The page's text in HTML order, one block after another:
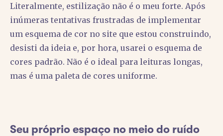
Literalmente, estilização não é o meu forte. Após
inúmeras tentativas frustradas de implementar
um esquema de cor no site que estou construindo,
desisti da ideia e, por hora, usarei o esquema de
cores padrão. Não é o ideal para leituras longas,
mas é uma paleta de cores uniforme.
Seu próprio espaço no meio do ruído